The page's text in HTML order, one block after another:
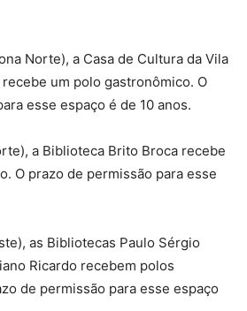
Norte), a Casa de Cultura da Vila
um polo gastronômico. O
esse espaço é de 10 anos.
a Biblioteca Brito Broca recebe
O prazo de permissão para esse
as Bibliotecas Paulo Sérgio
Ricardo recebem polos
de permissão para esse espaço